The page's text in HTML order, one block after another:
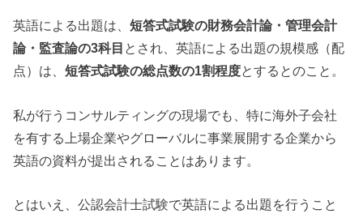
英語による出題は、短答式試験の財務会計論・管理会計
論・監査論の3科目 とされ、英語による出題の規模感（配
点）は、短答式試験の総点数の1割程度とするとのこと。
私が行うコンサルティングの現場でも、特に海外子会社
を有する上場企業やグローバルに事業展開する企業から
英語の資料が提出されることはあります。
とはいえ、公認会計士試験で英語による出題を行うこと